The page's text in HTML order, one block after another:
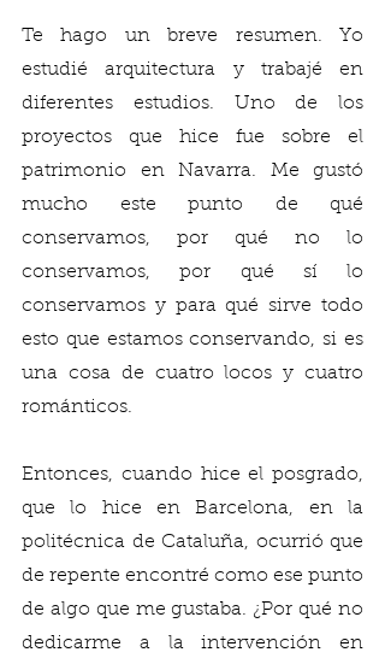
Te hago un breve resumen. Yo
estudié arquitectura y trabajé en
diferentes estudios. Uno de los
proyectos que hice fue sobre el
patrimonio en Navarra. Me gustó
mucho este punto de qué
conservamos, por qué no lo
conservamos, por qué sí lo
conservamos y para qué sirve todo
esto que estamos conservando, si es
una cosa de cuatro locos y cuatro
románticos.
Entonces, cuando hice el posgrado,
que lo hice en Barcelona, en la
politécnica de Cataluña, ocurrió que
de repente encontré como ese punto
de algo que me gustaba. ¿Por qué no
dedicarme a la intervención en